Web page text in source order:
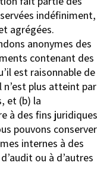
indéfiniment,
agrégées.
anonymes des
contenant des
est raisonnable de
n’est plus atteint par
et (b) la
à des fins juridiques
pouvons conserver
internes à des
ou à d’autres